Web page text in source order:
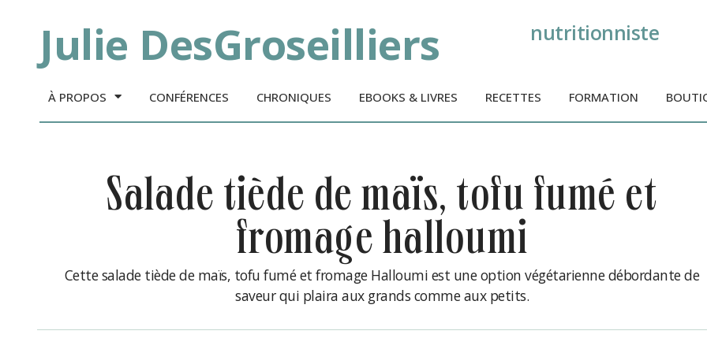
Julie DesGroseilliers nutritionniste
À PROPOS CONFÉRENCES CHRONIQUES EBOOKS & LIVRES RECETTES FORMATION
salade tiède de maïs, tofu fumé et
fromage halloumi
Cette salade tiède de maïs, tofu fumé et fromage Halloumi est une option végétarienne débordante de
saveur qui plaira aux grands comme aux petits.